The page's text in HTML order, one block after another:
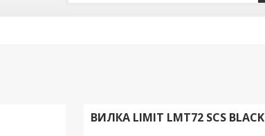
ВИЛКА LIMIT LMT72 SCS BLACK